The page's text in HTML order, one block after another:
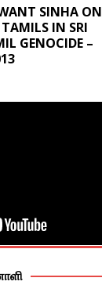
SINHA ON
TAMILS IN SRI
GENOCIDE –